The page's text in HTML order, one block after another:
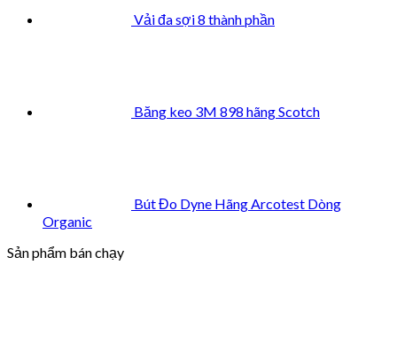
Vải đa sợi 8 thành phần
Băng keo 3M 898 hãng Scotch
Bút Đo Dyne Hãng Arcotest Dòng
Organic
Sản phẩm bán chạy